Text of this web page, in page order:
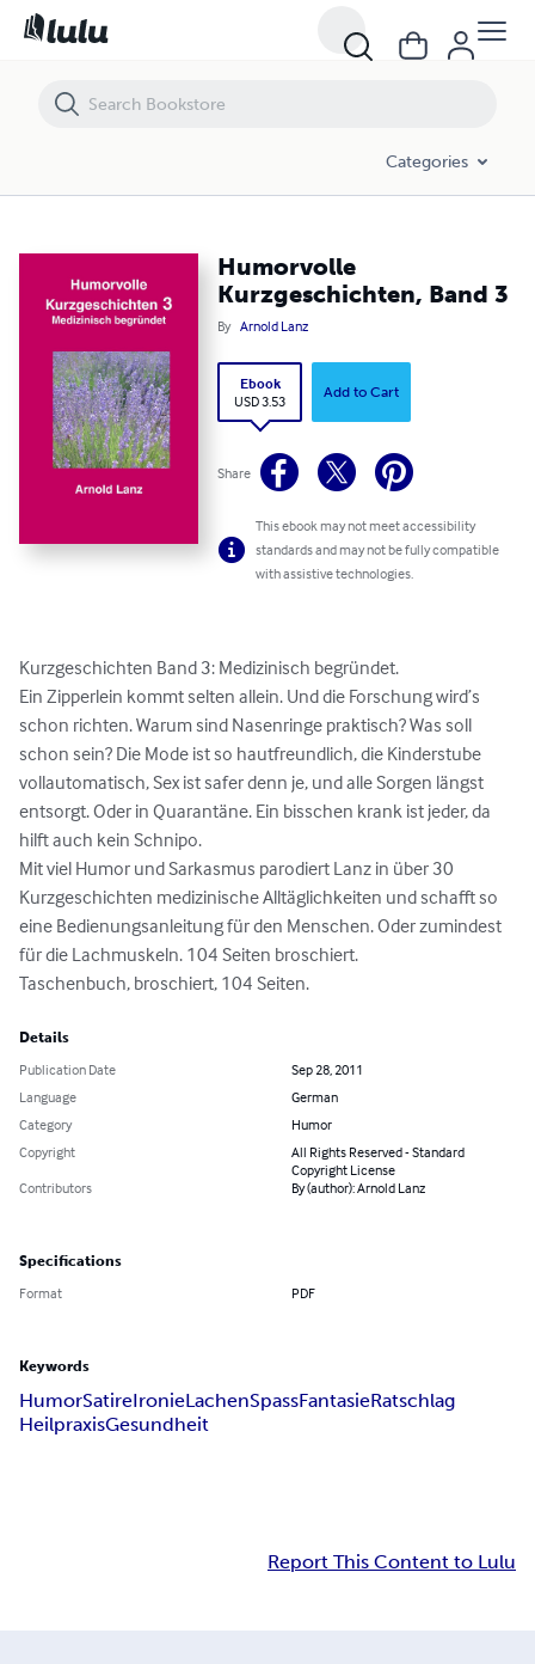
Categories
Humorvolle
Kurzgeschichten, Band 3
By Arnold Lanz
Ebook
USD 3.53
Add to Cart
Share
This ebook may not meet accessibility
standards and may not be fully compatible
with assistive technologies.
Kurzgeschichten Band 3: Medizinisch begründet.
Ein Zipperlein kommt selten allein. Und die Forschung wird’s
schon richten. Warum sind Nasenringe praktisch? Was soll
schon sein? Die Mode ist so hautfreundlich, die Kinderstube
vollautomatisch, Sex ist safer denn je, und alle Sorgen längst
entsorgt. Oder in Quarantäne. Ein bisschen krank ist jeder, da
hilft auch kein Schnipo.
Mit viel Humor und Sarkasmus parodiert Lanz in über 30
Kurzgeschichten medizinische Alltäglichkeiten und schafft so
eine Bedienungsanleitung für den Menschen. Oder zumindest
für die Lachmuskeln. 104 Seiten broschiert.
Taschenbuch, broschiert, 104 Seiten.
Details
Publication Date
Sep 28, 2011
Language
German
Category
Humor
Copyright
All Rights Reserved - Standard
Copyright License
Contributors
By (author): Arnold Lanz
Specifications
Format PDF
Keywords
HumorSatireIronieLachenSpassFantasieRatschlag
HeilpraxisGesundheit
Report This Content to Lulu
Humorvolle Kurzgeschichten, Band 3